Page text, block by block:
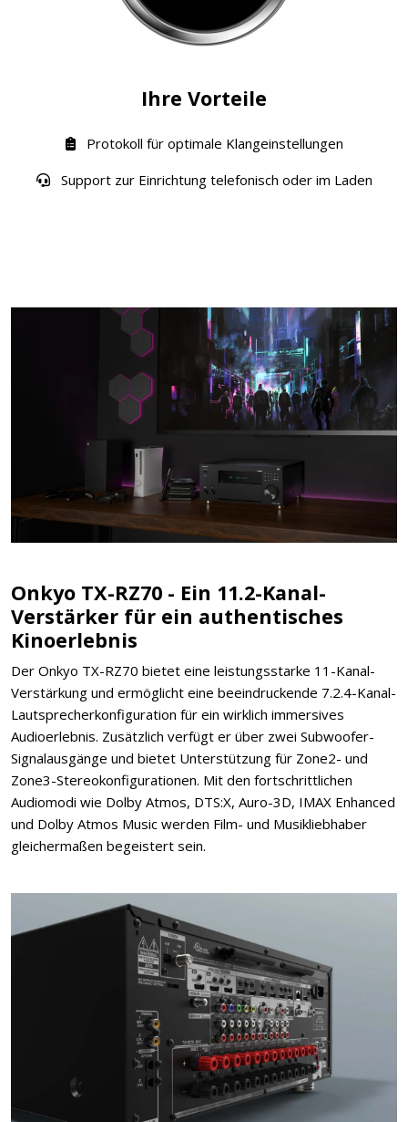
Ihre Vorteile
Protokoll für optimale Klangeinstellungen
Support zur Einrichtung telefonisch oder im Laden
Onkyo TX-RZ70 - Ein 11.2-Kanal-
Verstärker für ein authentisches
Kinoerlebnis
Der Onkyo TX-RZ70 bietet eine leistungsstarke 11-Kanal-
Verstärkung und ermöglicht eine beeindruckende 7.2.4-Kanal-
Lautsprecherkonfiguration für ein wirklich immersives
Audioerlebnis. Zusätzlich verfügt er über zwei Subwoofer-
Signalausgänge und bietet Unterstützung für Zone2- und
Zone3-Stereokonfigurationen. Mit den fortschrittlichen
Audiomodi wie Dolby Atmos, DTS:X, Auro-3D, IMAX Enhanced
und Dolby Atmos Music werden Film- und Musikliebhaber
gleichermaßen begeistert sein.